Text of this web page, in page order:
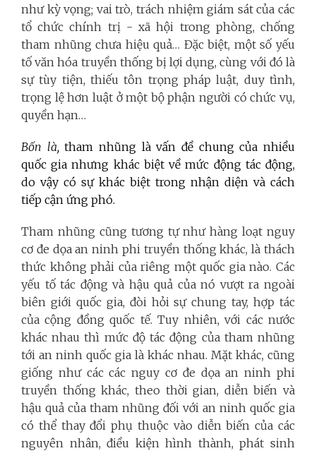
như kỳ vọng; vai trò, trách nhiệm giám sát của các
tổ chức chính trị - xã hội trong phòng, chống
tham nhũng chưa hiệu quả… Đặc biệt, một số yếu
tố văn hóa truyền thống bị lợi dụng, cùng với đó là
sự tùy tiện, thiếu tôn trọng pháp luật, duy tình,
trọng lệ hơn luật ở một bộ phận người có chức vụ,
quyền hạn…
Bốn là,tham nhũng là vấn đề chung của nhiều
quốc gia nhưng khác biệt về mức động tác động,
do vậy có sự khác biệt trong nhận diện và cách
tiếp cận ứng phó.
Tham nhũng cũng tương tự như hàng loạt nguy
cơ đe dọa an ninh phi truyền thống khác, là thách
thức không phải của riêng một quốc gia nào. Các
yếu tố tác động và hậu quả của nó vượt ra ngoài
biên giới quốc gia, đòi hỏi sự chung tay, hợp tác
của cộng đồng quốc tế. Tuy nhiên, với các nước
khác nhau thì mức độ tác động của tham nhũng
tới an ninh quốc gia là khác nhau. Mặt khác, cũng
giống như các các nguy cơ đe dọa an ninh phi
truyền thống khác, theo thời gian, diễn biến và
hậu quả của tham nhũng đối với an ninh quốc gia
có thể thay đổi phụ thuộc vào diễn biến của các
nguyên nhân, điều kiện hình thành, phát sinh